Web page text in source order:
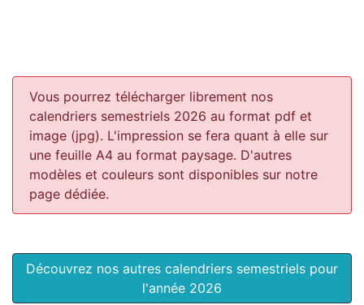
Vous pourrez télécharger librement nos
calendriers semestriels 2026 au format pdf et
image (jpg). L'impression se fera quant à elle sur
une feuille A4 au format paysage. D'autres
modèles et couleurs sont disponibles sur notre
page dédiée.
Découvrez nos autres calendriers semestriels pour
l'année 2026